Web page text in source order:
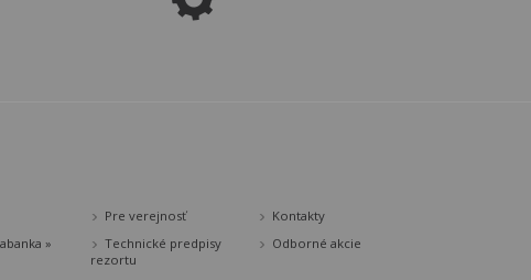
Pre verejnosť
Kontakty
»
Technické predpisy
rezortu
Odborné akcie